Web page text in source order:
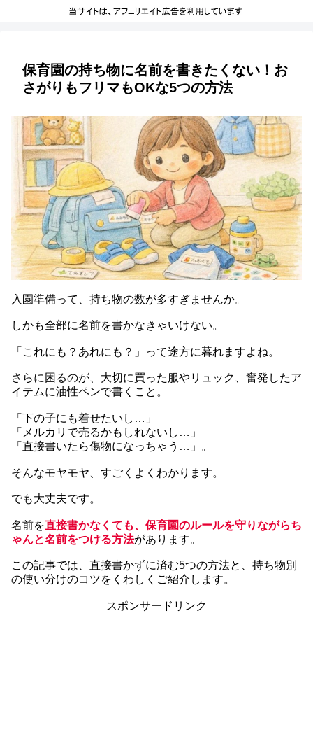
保育園の持ち物に名前を書きたくない！お
さがりもフリマもOKな5つの方法
入園準備って、持ち物の数が多すぎませんか。
しかも全部に名前を書かなきゃいけない。
「これにも？あれにも？」って途方に暮れますよね。
さらに困るのが、大切に買った服やリュック、奮発したア
イテムに油性ペンで書くこと。
「下の子にも着せたいし…」
「メルカリで売るかもしれないし…」
「直接書いたら傷物になっちゃう…」。
そんなモヤモヤ、すごくよくわかります。
でも大丈夫です。
名前を直接書かなくても、保育園のルールを守りながらち
ゃんと名前をつける方法があります。
この記事では、直接書かずに済む5つの方法と、持ち物別
の使い分けのコツをくわしくご紹介します。
スポンサードリンク